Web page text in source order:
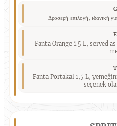
Δροσερή επιλογή, ιδανική
Fanta Orange 1.5 L, served
Fanta Portakal 1,5 L,
seçenek